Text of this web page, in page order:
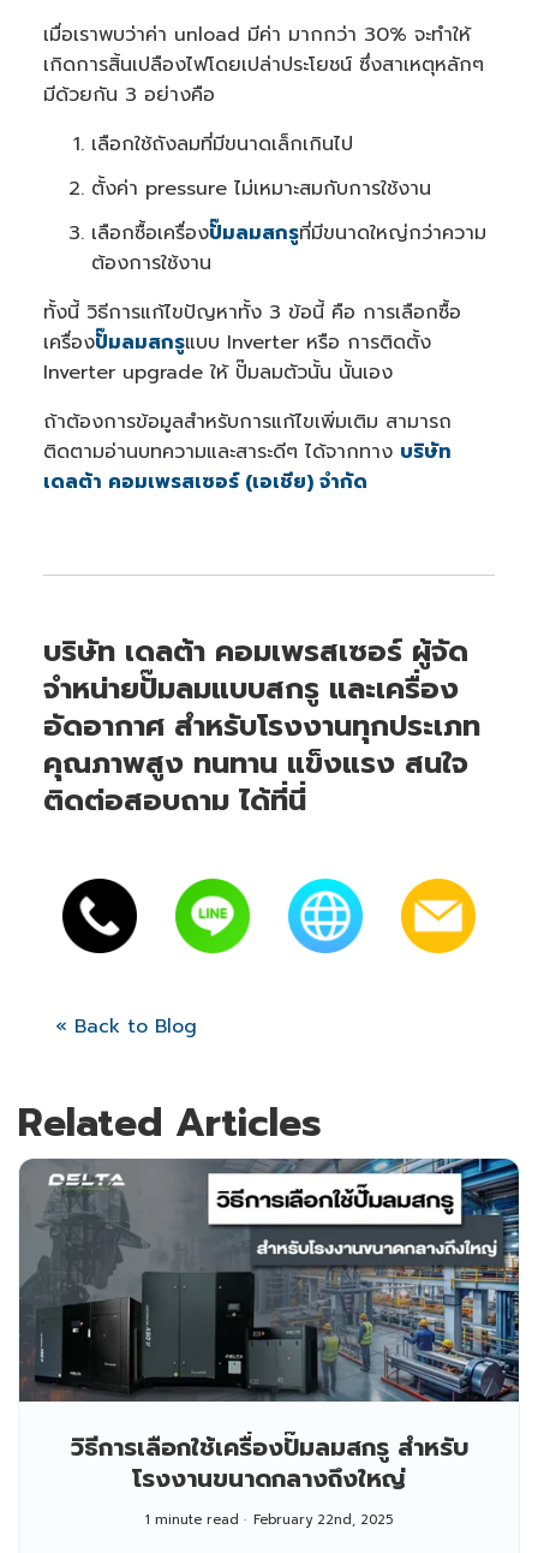
เมื่อเราพบว่าค่า unload มีค่า มากกว่า 30% จะทำให้
เกิดการสิ้นเปลืองไฟโดยเปล่าประโยชน์ ซึ่งสาเหตุหลักๆ
มีด้วยกัน 3 อย่างคือ
เลือกใช้ถังลมที่มีขนาดเล็กเกินไป
ตั้งค่า pressure ไม่เหมาะสมกับการใช้งาน
เลือกซื้อเครื่องปั๊มลมสกรูที่มีขนาดใหญ่กว่าความ
ต้องการใช้งาน
ทั้งนี้ วิธีการแก้ไขปัญหาทั้ง 3 ข้อนี้ คือ การเลือกซื้อ
เครื่องปั๊มลมสกรูแบบ Inverter หรือ การติดตั้ง
Inverter upgrade ให้ ปั๊มลมตัวนั้น นั้นเอง
ถ้าต้องการข้อมูลสำหรับการแก้ไขเพิ่มเติม สามารถ
ติดตามอ่านบทความและสาระดีๆ ได้จากทาง บริษัท
เดลต้า คอมเพรสเซอร์ (เอเชีย) จำกัด
บริษัท เดลต้า คอมเพรสเซอร์ ผู้จัด
จำหน่ายปั๊มลมแบบสกรู และเครื่อง
อัดอากาศ สำหรับโรงงานทุกประเภท
คุณภาพสูง ทนทาน แข็งแรง สนใจ
ติดต่อสอบถาม ได้ที่นี่
« Back to Blog
Related Articles
วิธีการเลือกใช้เครื่องปั๊มลมสกรู สำหรับ
โรงงานขนาดกลางถึงใหญ่
1 minute read February 22nd, 2025